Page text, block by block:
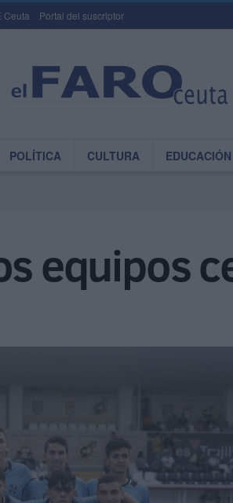
Ceuta Portal del suscriptor
POLÍTICA CULTURA EDUCACIÓN
equipos